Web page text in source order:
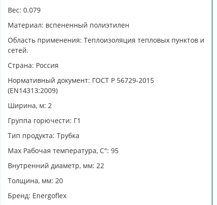
Вес: 0.079
Материал: вспененный полиэтилен
Область применения: Теплоизоляция тепловых пунктов и
сетей.
Страна: Россия
Нормативный документ: ГОСТ Р 56729-2015
(EN14313:2009)
Ширина, м: 2
Группа горючести: Г1
Тип продукта: Трубка
Max Рабочая температура, C°: 95
Внутренний диаметр, мм: 22
Толщина, мм: 20
Бренд: Energoflex